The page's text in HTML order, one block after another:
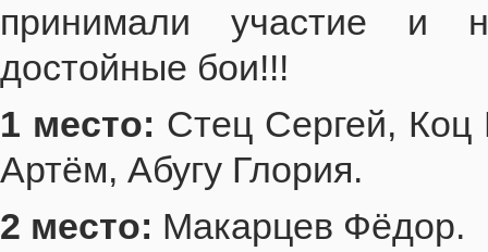
принимали участие и
достойные бои!!!
1 место: Стец Сергей,
Артём, Абугу Глория.
2 место: Макарцев Фёдор.